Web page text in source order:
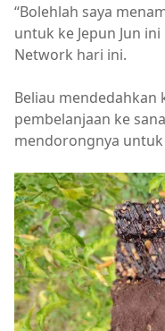
“Bolehlah saya
untuk ke Jepun Jun
Network hari ini.
Beliau mendedahkan
pembelanjaan ke
mendorongnya